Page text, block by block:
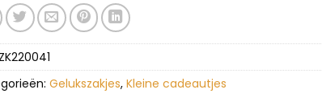
ZK220041
Gelukszakjes, Kleine cadeautjes